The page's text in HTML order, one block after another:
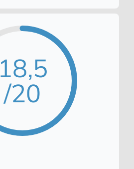
18,5
/20